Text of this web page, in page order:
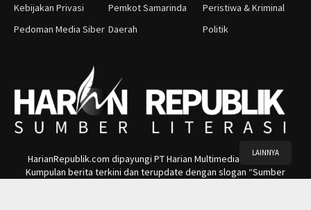
LAINNYA
Kebijakan Privasi
Pedoman Media Siber
Pemkot Samarinda
Daerah
Peristiwa & Kriminal
Politik
HarianRepublik.com dipayungi PT Harian Multimedia Indonesia.
Kumpulan berita terkini dan terupdate dengan slogan “Sumber